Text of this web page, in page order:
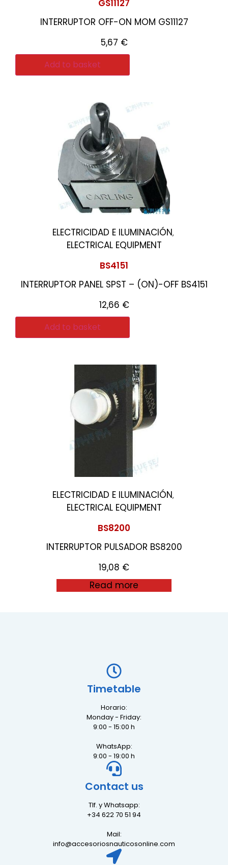
GS11127
INTERRUPTOR OFF-ON MOM GS11127
5,67 €
Add to basket
ELECTRICIDAD E ILUMINACIÓN,
ELECTRICAL EQUIPMENT
BS4151
INTERRUPTOR PANEL SPST – (ON)-OFF BS4151
12,66 €
Add to basket
ELECTRICIDAD E ILUMINACIÓN,
ELECTRICAL EQUIPMENT
BS8200
INTERRUPTOR PULSADOR BS8200
19,08 €
Read more
Timetable
Horario:
Monday - Friday:
9:00 - 15:00 h
WhatsApp:
9:00 - 19:00 h
Contact us
Tlf. y Whatsapp:
+34 622 70 51 94
Mail:
info@accesoriosnauticosonline.com